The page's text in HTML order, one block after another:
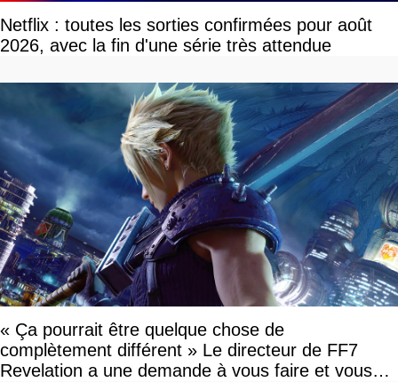
Netflix : toutes les sorties confirmées pour août
2026, avec la fin d'une série très attendue
« Ça pourrait être quelque chose de
complètement différent » Le directeur de FF7
Revelation a une demande à vous faire et vous